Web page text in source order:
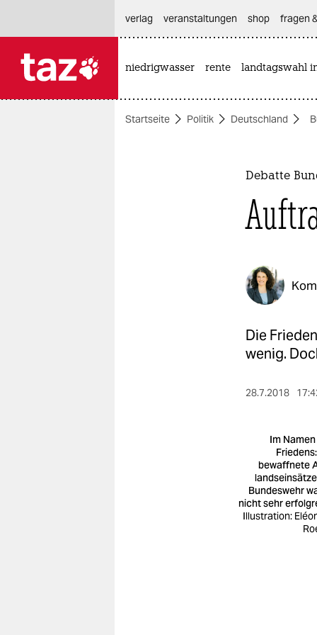
themen
verlag
veranstaltungen shop fragen
niedrigwasser rente landtagswahl
Startseite Politik Deutschland
Debatte
Die
wenig.
28.7.2018
Im
bewaffnete
Bundeswehr
nicht sehr
Illustration: